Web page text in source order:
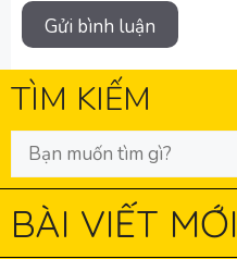
TÌM KIẾM
BÀI VIẾT MỚI